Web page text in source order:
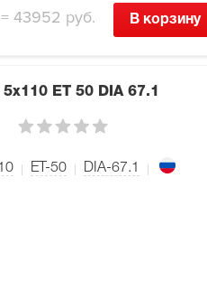
= 43952 руб. В корзину
ET 50 DIA 67.1
ET-50 DIA-67.1